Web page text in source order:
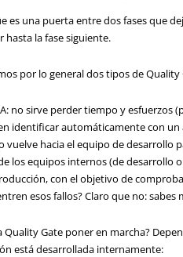
es una puerta entre dos fases que
hasta la fase siguiente.
por lo general dos tipos de Quality
no sirve perder tiempo y esfuerzos
identificar automáticamente con un
vuelve hacia el equipo de desarrollo
los equipos internos (de desarrollo
con el objetivo de
esos fallos? Claro que no:
Quality Gate poner en marcha?
está desarrollada internamente: